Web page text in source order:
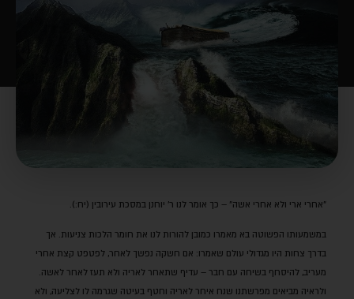
"אחרי ארי ולא אחרי אשה" – כך אומר לנו ר' יוחנן במסכת עירובין (יח:).
במשמעותו הפשוטה בא מאמרו כמובן להורות לנו את חומר הלכות צניעות. אך
בדרך צחות היו מגדולי עולם שאמרו: אם חשקה נפשך לאחר, לפטפט קצת אחרי
מעריב, להיסחף בשיחה עם חבר – עדיף שתאחר לאריה ולא תעז לאחר לאשה.
ולראיה מביאים מפרשתנו שנח איחר לאריה וחטף בעיטה שגרמה לו לצליעה, ולא